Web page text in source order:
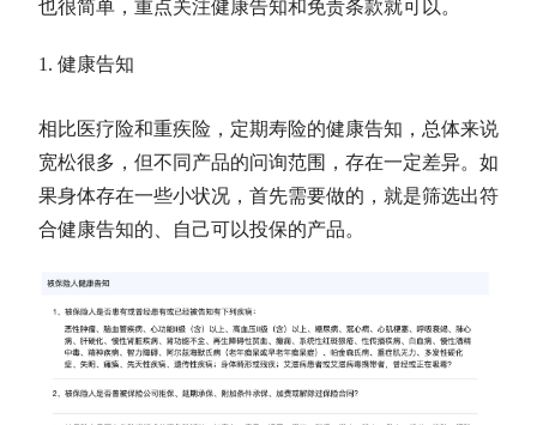
也很简单，重点关注健康告知和免责条款就可以。
健康告知
相比医疗险和重疾险，定期寿险的健康告知，总体来说
宽松很多，但不同产品的问询范围，存在一定差异。如
果身体存在一些小状况，首先需要做的，就是筛选出符
合健康告知的、自己可以投保的产品。